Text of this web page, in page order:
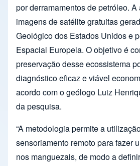
por derramamentos de petróleo.
imagens de satélite gratuitas
Geológico dos Estados Unidos e
Espacial Europeia. O objetivo é
preservação desse ecossistema
diagnóstico eficaz e viável
acordo com o geólogo Luiz
da pesquisa.
“A metodologia permite a
sensoriamento remoto para fazer
nos manguezais, de modo a